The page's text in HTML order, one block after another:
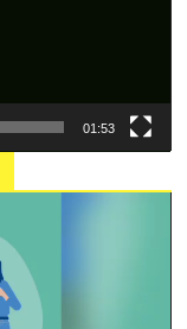
01:53